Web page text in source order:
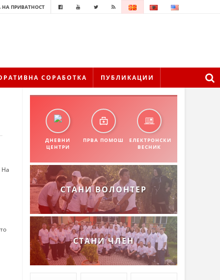
НА ПРИВАТНОСТ
СОРАБОТКА ПУБЛИКАЦИИ
На
ДНЕВНИ
ЦЕНТРИ
ПРВА ПОМОШ
ЕЛЕКТРОНСКИ
ВЕСНИК
СТАНИ ВОЛОНТЕР
СТАНИ ЧЛЕН